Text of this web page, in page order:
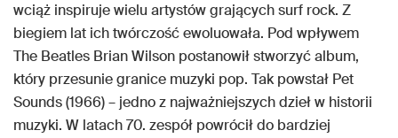
wciąż inspiruje wielu artystów grających surf rock. Z
biegiem lat ich twórczość ewoluowała. Pod wpływem
The Beatles Brian Wilson postanowił stworzyć album,
który przesunie granice muzyki pop. Tak powstał Pet
Sounds (1966) – jedno z najważniejszych dzieł w historii
muzyki. W latach 70. zespół powrócił do bardziej